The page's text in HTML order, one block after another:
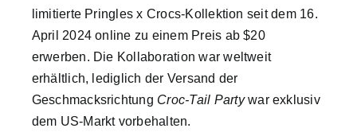
limitierte Pringles x Crocs-Kollektion seit dem 16.
April 2024 online zu einem Preis ab $20
erwerben. Die Kollaboration war weltweit
erhältlich, lediglich der Versand der
Geschmacksrichtung Croc-Tail Partywar exklusiv
dem US-Markt vorbehalten.